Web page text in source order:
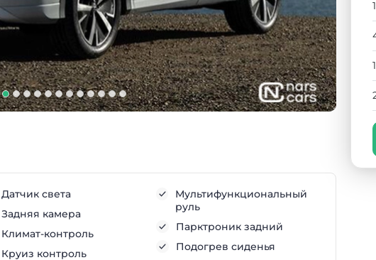
Датчик света
Задняя камера
Климат-контроль
Круиз контроль
Мультифункциональный
руль
Парктроник задний
Подогрев сиденья